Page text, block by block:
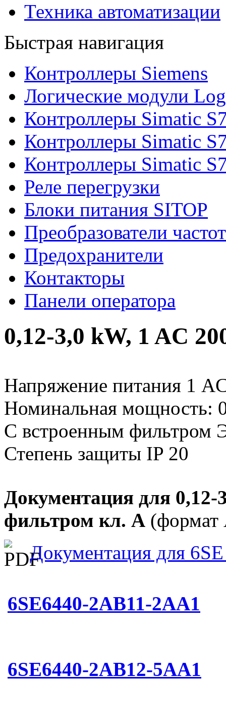
Техника автоматизации
Быстрая навигация
Контроллеры Siemens
Логические модули
Контроллеры Simatic
Контроллеры Simatic
Контроллеры Simatic
Реле перегрузки
Блоки питания SITOP
Преобразователи
Предохранители
Контакторы
Панели оператора
0,12-3,0 kW, 1 AC
Напряжение питания 1
Номинальная мощность:
С встроенным фильтром
Степень защиты IP 20
Документация для 0,12-
фильтром кл. А (формат
Документация для
6SE6440-2AB11-2AA1
6SE6440-2AB12-5AA1